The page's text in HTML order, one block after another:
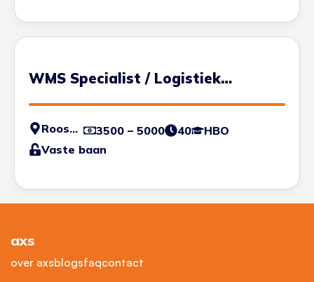
WMS Specialist / Logistiek
Engineer
Roosendaal 3500 – 5000 40
HBO
Vaste baan
axs
over axsblogsfaqcontact